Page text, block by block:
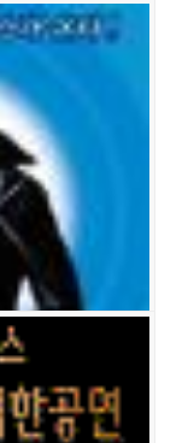
전재홍홍지민
희전민준(전역산)
조은별
승
고혜란이기형김수연